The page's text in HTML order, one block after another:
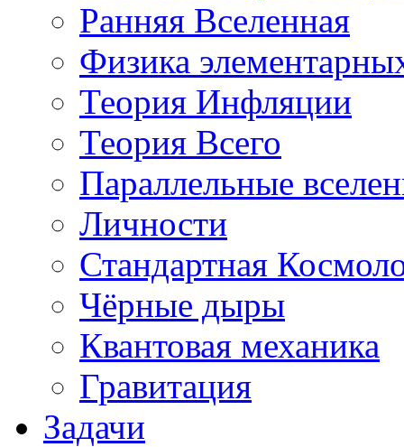
Ранняя Вселенная
Физика
Теория Инфляции
Теория Всего
Параллельные
Личности
Стандартная
Чёрные дыры
Квантовая механика
Гравитация
Задачи